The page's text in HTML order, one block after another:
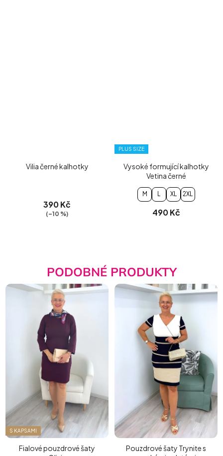
Vilia černé kalhotky
390 Kč
(–10 %)
PLUS SIZE
Vysoké formující kalhotky
Vetina černé
M L XL 2XL
490 Kč
PODOBNÉ PRODUKTY
S KAPSAMI
Fialové pouzdrové šaty
Pouzdrové šaty Trynite s